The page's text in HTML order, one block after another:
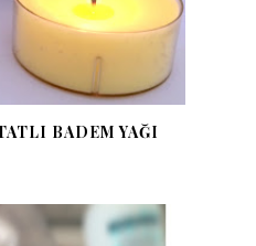
BADEM YAĞI